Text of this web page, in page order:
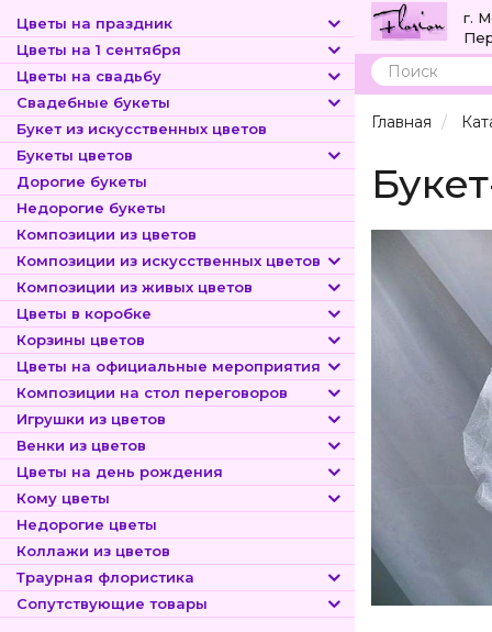
Цветы на праздник
Цветы на 1 сентября
Цветы на свадьбу
Свадебные букеты
Букет из искусственных цветов
Букеты цветов
Дорогие букеты
Недорогие букеты
Композиции из цветов
Композиции из искусственных цветов
Композиции из живых цветов
Цветы в коробке
Корзины цветов
Цветы на официальные мероприятия
Композиции на стол переговоров
Игрушки из цветов
Венки из цветов
Цветы на день рождения
Кому цветы
Недорогие цветы
Коллажи из цветов
Траурная флористика
Сопутствующие товары
г.
Поиск
Главная